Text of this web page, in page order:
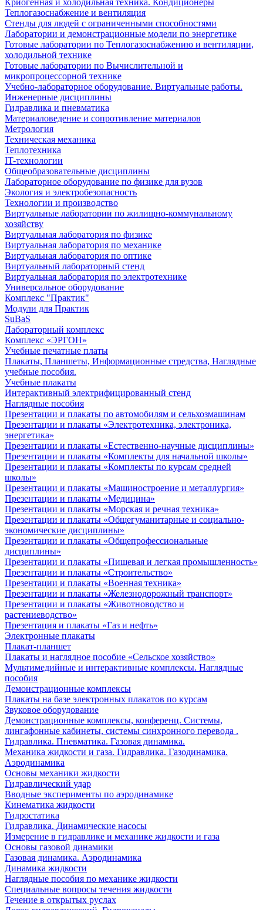
Криогенная и холодильная техника. Кондиционеры
Теплогазоснабжение и вентиляция
Стенды для людей с ограниченными способностями
Лаборатории и демонстрационные модели по энергетике
Готовые лаборатории по Теплогазоснабжению и вентиляции,
холодильной технике
Готовые лаборатории по Вычислительной и
микропроцессорной технике
Учебно-лабораторное оборудование. Виртуальные работы.
Инженерные дисциплины
Гидравлика и пневматика
Материаловедение и сопротивление материалов
Метрология
Техническая механика
Теплотехника
IT-технологии
Общеобразовательные дисциплины
Лабораторное оборудование по физике для вузов
Экология и электробезопасность
Технологии и производство
Виртуальные лаборатории по жилищно-коммунальному
хозяйству
Виртуальная лаборатория по физике
Виртуальная лаборатория по механике
Виртуальная лаборатория по оптике
Виртуальный лабораторный стенд
Виртуальная лаборатория по электротехнике
Универсальное оборудование
Комплекс "Практик"
Модули для Практик
SuBaS
Лабораторный комплекс
Комплекс «ЭРГОН»
Учебные печатные платы
Плакаты, Планшеты, Информационные стредства, Наглядные
учебные пособия.
Учебные плакаты
Интерактивный электрифицированный стенд
Наглядные пособия
Презентации и плакаты по автомобилям и сельхозмашинам
Презентации и плакаты «Электротехника, электроника,
энергетика»
Презентации и плакаты «Естественно-научные дисциплины»
Презентации и плакаты «Комплекты для начальной школы»
Презентации и плакаты «Комплекты по курсам средней
школы»
Презентации и плакаты «Машиностроение и металлургия»
Презентации и плакаты «Медицина»
Презентации и плакаты «Морская и речная техника»
Презентации и плакаты «Общегуманитарные и социально-
экономические дисциплины»
Презентации и плакаты «Общепрофессиональные
дисциплины»
Презентации и плакаты «Пищевая и легкая промышленность»
Презентации и плакаты «Строительство»
Презентации и плакаты «Военная техника»
Презентации и плакаты «Железнодорожный транспорт»
Презентации и плакаты «Животноводство и
растениеводство»
Презентация и плакаты «Газ и нефть»
Электронные плакаты
Плакат-планшет
Плакаты и наглядное пособие «Сельское хозяйство»
Мультимедийные и интерактивные комплексы. Наглядные
пособия
Демонстрационные комплексы
Плакаты на базе электронных плакатов по курсам
Звуковое оборудование
Демонстрационные комплексы, конференц. Системы,
лингафонные кабинеты, системы синхронного перевода .
Гидравлика. Пневматика. Газовая динамика.
Механика жидкости и газа. Гидравлика. Газодинамика.
Аэродинамика
Основы механики жидкости
Гидравлический удар
Вводные эксперименты по аэродинамике
Кинематика жидкости
Гидростатика
Гидравлика. Динамические насосы
Измерение в гидравлике и механике жидкости и газа
Основы газовой динамики
Газовая динамика. Аэродинамика
Динамика жидкости
Наглядные пособия по механике жидкости
Специальные вопросы течения жидкости
Течение в открытых руслах